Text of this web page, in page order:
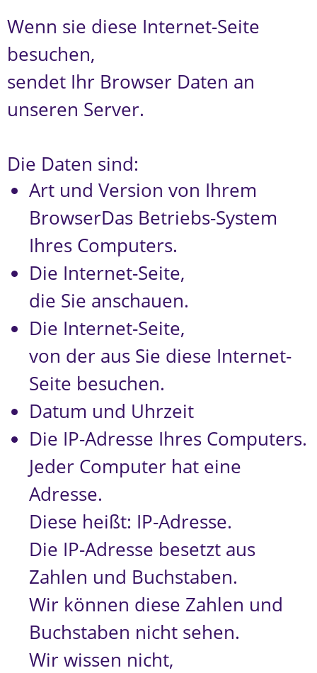
Wenn sie diese Internet-Seite
besuchen,
sendet Ihr Browser Daten an
unseren Server.
Die Daten sind:
Art und Version von Ihrem
BrowserDas Betriebs-System
Ihres Computers.
Die Internet-Seite,
die Sie anschauen.
Die Internet-Seite,
von der aus Sie diese Internet-
Seite besuchen.
Datum und Uhrzeit
Die IP-Adresse Ihres Computers.
Jeder Computer hat eine
Adresse.
Diese heißt: IP-Adresse.
Die IP-Adresse besetzt aus
Zahlen und Buchstaben.
Wir können diese Zahlen und
Buchstaben nicht sehen.
Wir wissen nicht,